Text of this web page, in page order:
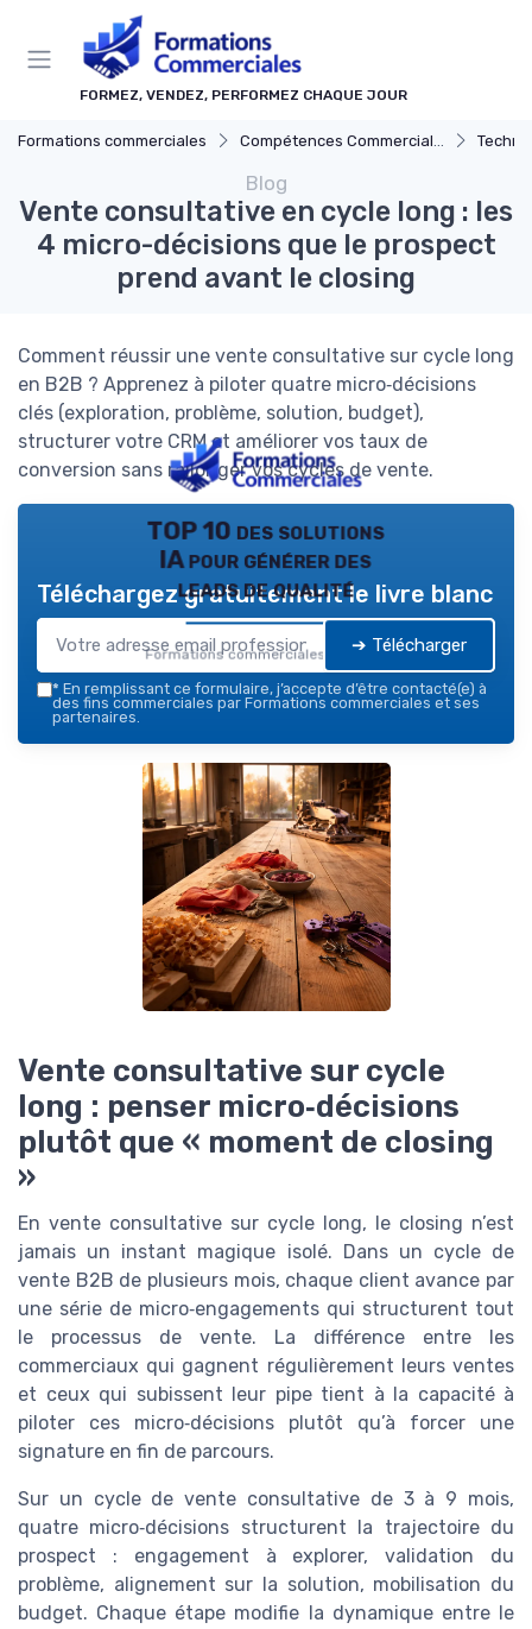
FORMEZ, VENDEZ, PERFORMEZ CHAQUE JOUR
Formations commerciales Compétences Commerciales Clés
Blog
Vente consultative en cycle long : les
4 micro-décisions que le prospect
prend avant le closing
Comment réussir une vente consultative sur cycle long
en B2B ? Apprenez à piloter quatre micro‑décisions
clés (exploration, problème, solution, budget),
structurer votre CRM et améliorer vos taux de
conversion sans rallonger vos cycles de vente.
TOP 10 des solutions
IA pour générer des
leads de qualité
Formations commerciales — 2026
Téléchargez gratuitement le livre blanc
➔ Télécharger
* En remplissant ce formulaire, j’accepte d’être contacté(e) à
des fins commerciales par Formations commerciales et ses
partenaires.
Vente consultative sur cycle
long : penser micro‑décisions
plutôt que « moment de closing
»
En vente consultative sur cycle long, le closing n’est
jamais un instant magique isolé. Dans un cycle de
vente B2B de plusieurs mois, chaque client avance par
une série de micro‑engagements qui structurent tout
le processus de vente. La différence entre les
commerciaux qui gagnent régulièrement leurs ventes
et ceux qui subissent leur pipe tient à la capacité à
piloter ces micro‑décisions plutôt qu’à forcer une
signature en fin de parcours.
Sur un cycle de vente consultative de 3 à 9 mois,
quatre micro‑décisions structurent la trajectoire du
prospect : engagement à explorer, validation du
problème, alignement sur la solution, mobilisation du
budget. Chaque étape modifie la dynamique entre le
Panneau de gestion des cookies